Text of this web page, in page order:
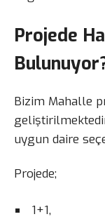
Projede
Bizim Mahalle
uygun daire
Projede;
1+1,